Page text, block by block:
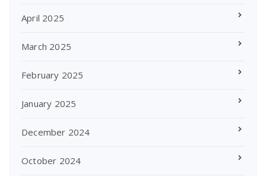
April 2025
March 2025
February 2025
January 2025
December 2024
October 2024